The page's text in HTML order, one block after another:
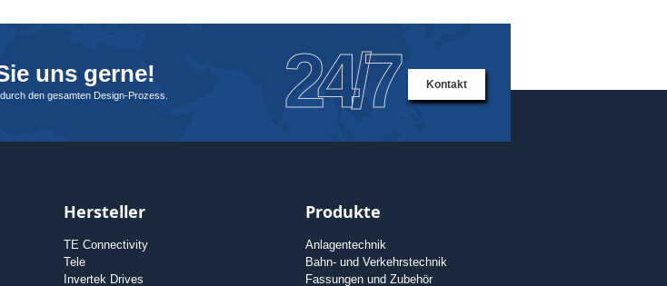
uns gerne!
den gesamten Design-Prozess. 24/7 Kontakt
Hersteller
TE Connectivity
Tele
Invertek Drives
Produkte
Anlagentechnik
Bahn- und Verkehrstechnik
Fassungen und Zubehör